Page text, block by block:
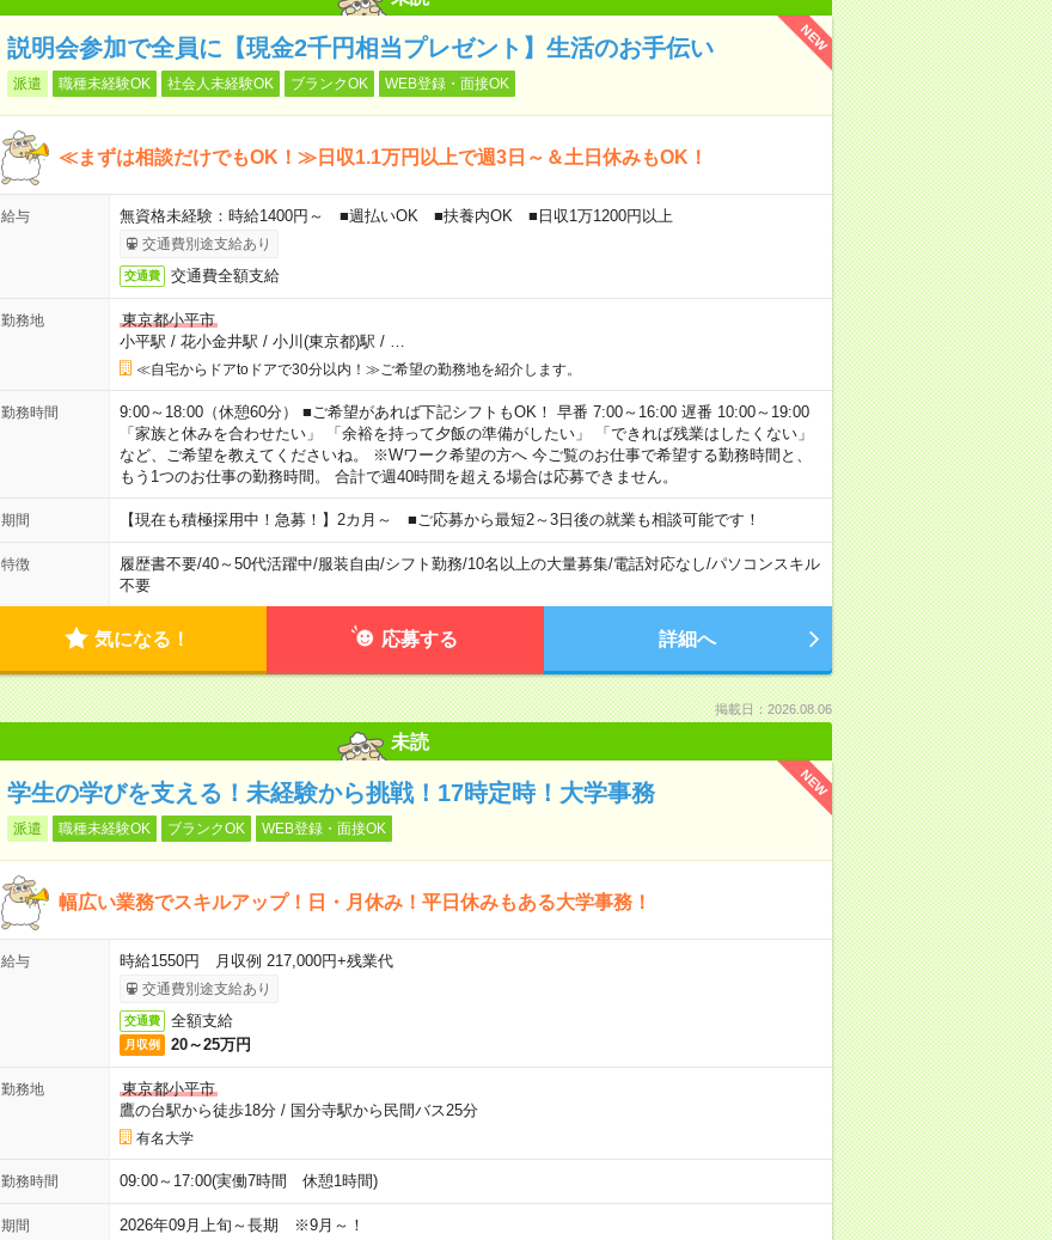
NEW
説明会参加で全員に【現金2千円相当プレゼント】生活のお手伝い
派遣 職種未経験OK 社会人未経験OK ブランクOK WEB登録・面接OK
≪まずは相談だけでもOK！≫日収1.1万円以上で週3日～＆土日休みもOK！
給与 無資格未経験：時給1400円～ ■週払いOK ■扶養内OK ■日収1万1200円以上
交通費別途支給あり
交通費 交通費全額支給
勤務地
東京都小平市
小平駅 / 花小金井駅 / 小川(東京都)駅 /
≪自宅からドアtoドアで30分以内！≫ご希望の勤務地を紹介します。
勤務時間
9:00～18:00（休憩60分） ■ご希望があれば下記シフトもOK！ 早番 7:00～16:00 遅番 10:00～19:00
「家族と休みを合わせたい」 「余裕を持って夕飯の準備がしたい」 「できれば残業はしたくない」
など、ご希望を教えてくださいね。 ※Wワーク希望の方へ 今ご覧のお仕事で希望する勤務時間と、
もう1つのお仕事の勤務時間。 合計で週40時間を超える場合は応募できません。
期間 【現在も積極採用中！急募！】2カ月～ ■ご応募から最短2～3日後の就業も相談可能です！
特徴 履歴書不要/40～50代活躍中/服装自由/シフト勤務/10名以上の大量募集/電話対応なし/パソコンスキル
不要
気になる！ 応募する 詳細へ
掲載日：2026.08.06
未読
NEW
学生の学びを支える！未経験から挑戦！17時定時！大学事務
派遣 職種未経験OK ブランクOK WEB登録・面接OK
幅広い業務でスキルアップ！日・月休み！平日休みもある大学事務！
給与 時給1550円 月収例 217,000円+残業代
交通費別途支給あり
交通費 全額支給
月収例 20～25万円
勤務地
東京都小平市
鷹の台駅から徒歩18分/ 国分寺駅から民間バス25分
有名大学
勤務時間 09:00～17:00(実働7時間 休憩1時間)
期間 2026年09月上旬～長期 ※9月～！